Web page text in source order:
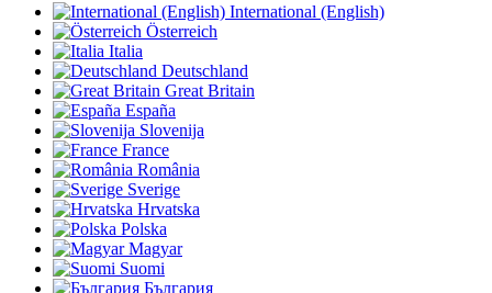
International (English)
Österreich
Italia
Deutschland
Great Britain
España
Slovenija
France
România
Sverige
Hrvatska
Polska
Magyar
Suomi
България